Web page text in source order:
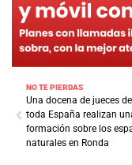
NO TE PIERDAS
Una docena de jueces de
toda España realizan
formación sobre los
naturales en Ronda